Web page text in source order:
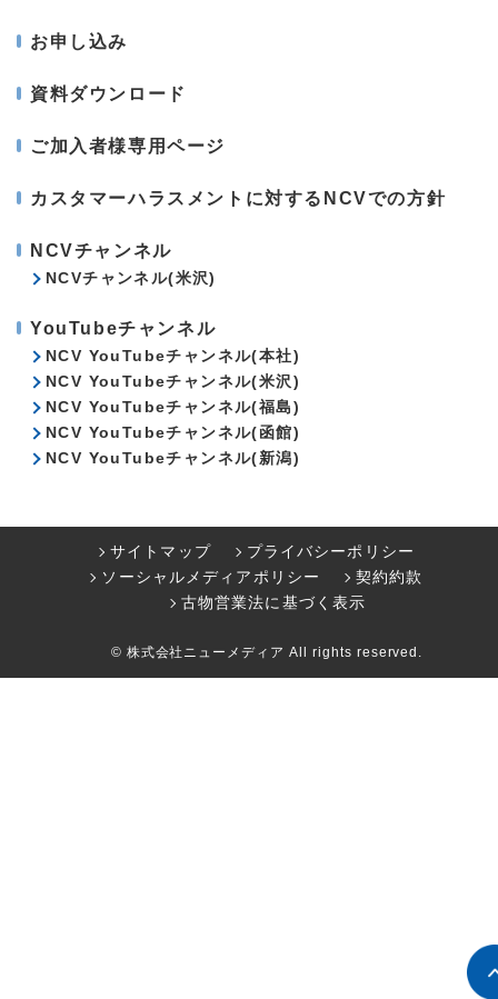
お申し込み
資料ダウンロード
ご加入者様専用ページ
カスタマーハラスメントに対するNCVでの方針
NCVチャンネル
NCVチャンネル(米沢)
YouTubeチャンネル
NCV YouTubeチャンネル(本社)
NCV YouTubeチャンネル(米沢)
NCV YouTubeチャンネル(福島)
NCV YouTubeチャンネル(函館)
NCV YouTubeチャンネル(新潟)
サイトマップ
プライバシーポリシー
ソーシャルメディアポリシー
契約約款
古物営業法に基づく表示
© 株式会社ニューメディア All rights reserved.